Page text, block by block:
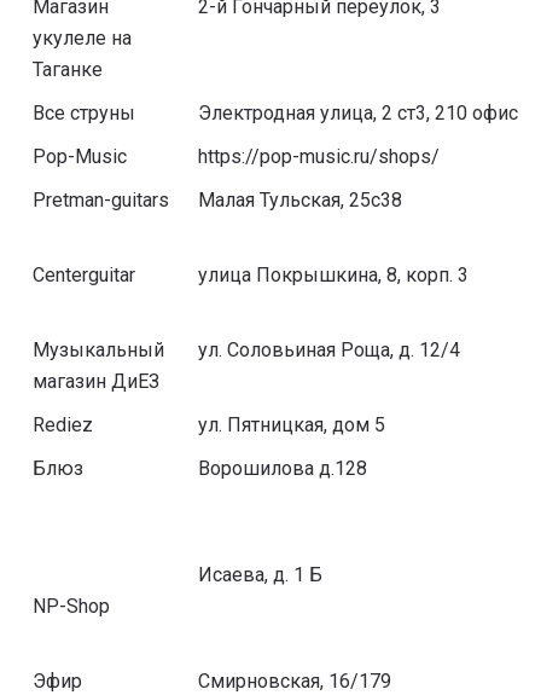
Магазин
укулеле на
Таганке
2-й Гончарный переулок, 3
Все струны
Электродная улица, 2 ст3, 210 офис
Pop-Music
https://pop-music.ru/shops/
Pretman-guitars
Малая Тульская, 25с38
Centerguitar улица Покрышкина, 8, корп. 3
Музыкальный
магазин ДиЕЗ
ул. Соловьиная Роща, д. 12/4
Rediez
ул. Пятницкая, дом 5
Блюз
Ворошилова д.128
NP-Shop
Исаева, д. 1 Б
Эфир Смирновская, 16/179